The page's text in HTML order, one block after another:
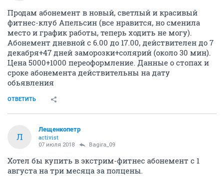
Продам абонемент в новый, светлый и красивый
фитнес-клуб Апельсин (все нравится, но сменила
место и график работы, теперь ходить не могу).
Абонемент дневной с 6.00 до 17.00, действителен до 7
декабря+47 дней заморозки+солярий (около 30 мин).
Цена 5000+1000 переоформление. Данные о стопах и
сроке абонемента действительны на дату
обьявления
ОТВЕТИТЬ
Л
Лещенкопетр
activist
07 июля 2018 Bagira_09
Хотел бы купить в экстрим-фитнес абонемент с 1
августа на три месяца за полцены.